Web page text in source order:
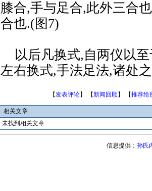
膝合,手与足合,此外三合
合也.(图7)
以后凡换式,自两仪以至
左右换式,手法足法,诸处
【发表评论】 【新闻回顾】 【推荐给
相关文章
未找到相关文章
信息提供： 孙氏